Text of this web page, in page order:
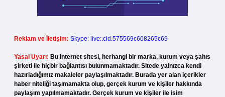
Reklam ve İletişim: Skype: live:.cid.575569c608265c69
Yasal Uyarı: Bu internet sitesi, herhangi bir marka, kurum veya şahıs
şirketi ile hiçbir bağlantısı bulunmamaktadır. Sitede yalnızca kendi
hazırladığımız makaleler paylaşılmaktadır. Burada yer alan içerikler
haber niteliği taşımamakta olup, gerçek kurum ve kişiler hakkında
paylaşım yapılmamaktadır. Gerçek kurum ve kişiler ile isim